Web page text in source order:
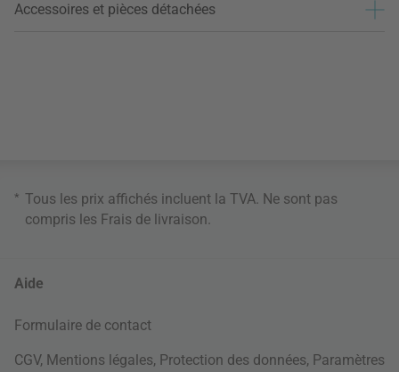
Accessoires et pièces détachées
* Tous les prix affichés incluent la TVA. Ne sont pas
compris les Frais de livraison
Aide
Formulaire de contact
CGV, Mentions légales, Protection des données, Paramètres